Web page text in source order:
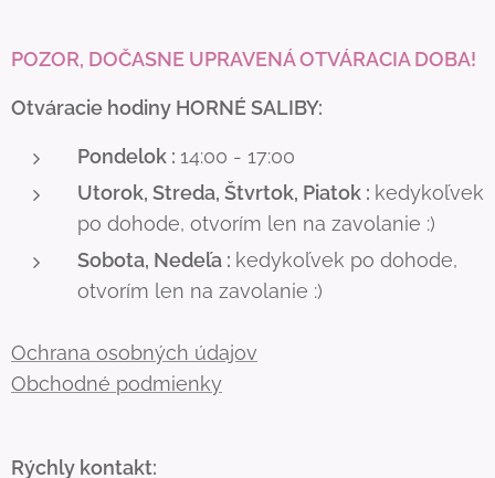
POZOR, DOČASNE UPRAVENÁ OTVÁRACIA DOBA!
Otváracie hodiny HORNÉ SALIBY:
Pondelok : 14:00 - 17:00
Utorok, Streda, Štvrtok, Piatok : kedykoľvek
po dohode, otvorím len na zavolanie :)
Sobota, Nedeľa : kedykoľvek po dohode,
otvorím len na zavolanie :)
Ochrana osobných údajov
Obchodné podmienky
Rýchly kontakt: